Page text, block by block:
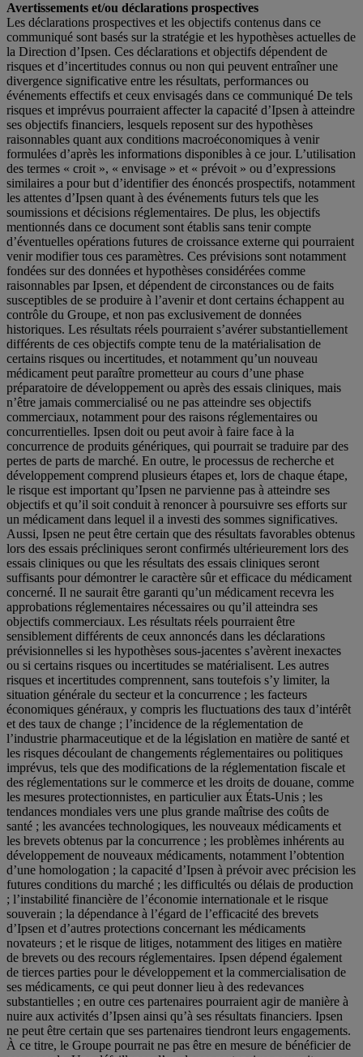
Avertissements et/ou déclarations prospectives
Les déclarations prospectives et les objectifs contenus dans ce
communiqué sont basés sur la stratégie et les hypothèses actuelles de
la Direction d’Ipsen. Ces déclarations et objectifs dépendent de
risques et d’incertitudes connus ou non qui peuvent entraîner une
divergence significative entre les résultats, performances ou
événements effectifs et ceux envisagés dans ce communiqué De tels
risques et imprévus pourraient affecter la capacité d’Ipsen à atteindre
ses objectifs financiers, lesquels reposent sur des hypothèses
raisonnables quant aux conditions macroéconomiques à venir
formulées d’après les informations disponibles à ce jour. L’utilisation
des termes « croit », « envisage » et « prévoit » ou d’expressions
similaires a pour but d’identifier des énoncés prospectifs, notamment
les attentes d’Ipsen quant à des événements futurs tels que les
soumissions et décisions réglementaires. De plus, les objectifs
mentionnés dans ce document sont établis sans tenir compte
d’éventuelles opérations futures de croissance externe qui pourraient
venir modifier tous ces paramètres. Ces prévisions sont notamment
fondées sur des données et hypothèses considérées comme
raisonnables par Ipsen, et dépendent de circonstances ou de faits
susceptibles de se produire à l’avenir et dont certains échappent au
contrôle du Groupe, et non pas exclusivement de données
historiques. Les résultats réels pourraient s’avérer substantiellement
différents de ces objectifs compte tenu de la matérialisation de
certains risques ou incertitudes, et notamment qu’un nouveau
médicament peut paraître prometteur au cours d’une phase
préparatoire de développement ou après des essais cliniques, mais
n’être jamais commercialisé ou ne pas atteindre ses objectifs
commerciaux, notamment pour des raisons réglementaires ou
concurrentielles. Ipsen doit ou peut avoir à faire face à la
concurrence de produits génériques, qui pourrait se traduire par des
pertes de parts de marché. En outre, le processus de recherche et
développement comprend plusieurs étapes et, lors de chaque étape,
le risque est important qu’Ipsen ne parvienne pas à atteindre ses
objectifs et qu’il soit conduit à renoncer à poursuivre ses efforts sur
un médicament dans lequel il a investi des sommes significatives.
Aussi, Ipsen ne peut être certain que des résultats favorables obtenus
lors des essais précliniques seront confirmés ultérieurement lors des
essais cliniques ou que les résultats des essais cliniques seront
suffisants pour démontrer le caractère sûr et efficace du médicament
concerné. Il ne saurait être garanti qu’un médicament recevra les
approbations réglementaires nécessaires ou qu’il atteindra ses
objectifs commerciaux. Les résultats réels pourraient être
sensiblement différents de ceux annoncés dans les déclarations
prévisionnelles si les hypothèses sous-jacentes s’avèrent inexactes
ou si certains risques ou incertitudes se matérialisent. Les autres
risques et incertitudes comprennent, sans toutefois s’y limiter, la
situation générale du secteur et la concurrence ; les facteurs
économiques généraux, y compris les fluctuations des taux d’intérêt
et des taux de change ; l’incidence de la réglementation de
l’industrie pharmaceutique et de la législation en matière de santé et
les risques découlant de changements réglementaires ou politiques
imprévus, tels que des modifications de la réglementation fiscale et
des réglementations sur le commerce et les droits de douane, comme
les mesures protectionnistes, en particulier aux États-Unis ; les
tendances mondiales vers une plus grande maîtrise des coûts de
santé ; les avancées technologiques, les nouveaux médicaments et
les brevets obtenus par la concurrence ; les problèmes inhérents au
développement de nouveaux médicaments, notamment l’obtention
d’une homologation ; la capacité d’Ipsen à prévoir avec précision les
futures conditions du marché ; les difficultés ou délais de production
; l’instabilité financière de l’économie internationale et le risque
souverain ; la dépendance à l’égard de l’efficacité des brevets
d’Ipsen et d’autres protections concernant les médicaments
novateurs ; et le risque de litiges, notamment des litiges en matière
de brevets ou des recours réglementaires. Ipsen dépend également
de tierces parties pour le développement et la commercialisation de
ses médicaments, ce qui peut donner lieu à des redevances
substantielles ; en outre ces partenaires pourraient agir de manière à
nuire aux activités d’Ipsen ainsi qu’à ses résultats financiers. Ipsen
ne peut être certain que ses partenaires tiendront leurs engagements.
À ce titre, le Groupe pourrait ne pas être en mesure de bénéficier de